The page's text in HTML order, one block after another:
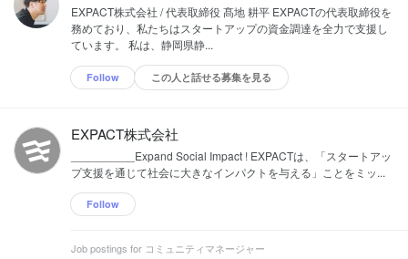
EXPACT株式会社 / 代表取締役 髙地 耕平 EXPACTの代表取締役を
務めており、私たちはスタートアップの資金調達を全力で支援し
ています。 私は、静岡県静...
Follow この人と話せる募集を見る
EXPACT株式会社
__________Expand Social Impact ! EXPACTは、「スタートアッ
プ支援を通じて社会に大きなインパクトを与える」ことをミッ...
Follow
Job postings for コミュニティマネージャー